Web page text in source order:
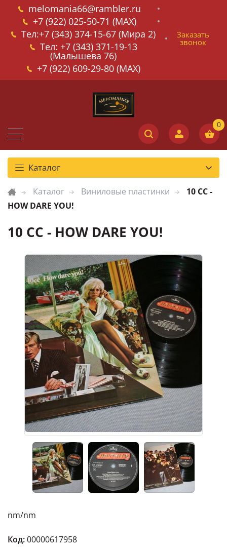
melomania66@rambler.ru
+7 (922) 025-50-71 (MAX)
Тел:+7 (343) 374-15-67 (Мира 2)
Тел: +7 (343) 371-19-13
(Малышева 76)
+7 (922) 609-29-80 (MAX)
Заказать
звонок
Каталог
Каталог Виниловые пластинки
10 CC -
HOW DARE YOU!
10 CC - HOW DARE YOU!
nm/nm
Код:00000617958